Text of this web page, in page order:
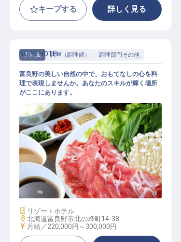
キープする 詳しく見る
正社員 調理（調理師） 調理部門その他
キッチンスタッフ
NOZO HOTEL
富良野の美しい自然の中で、おもてなしの心を料
理で表現しませんか。あなたのスキルが輝く場所
がここにあります。
施設業態
リゾートホテル
勤務地
北海道富良野市北の峰町14-38
給与
月給／220,000円～ 300,000円